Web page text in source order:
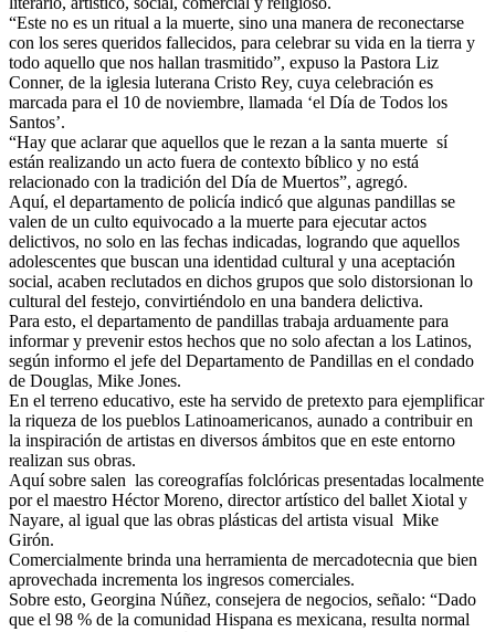
“Este no es un ritual a la muerte, sino una manera de reconectarse
con los seres queridos fallecidos, para celebrar su vida en la tierra y
todo aquello que nos hallan trasmitido”, expuso la Pastora Liz
Conner, de la iglesia luterana Cristo Rey, cuya celebración es
marcada para el 10 de noviembre, llamada ‘el Día de Todos los
Santos’.
“Hay que aclarar que aquellos que le rezan a la santa muerte sí
están realizando un acto fuera de contexto bíblico y no está
relacionado con la tradición del Día de Muertos”, agregó.
Aquí, el departamento de policía indicó que algunas pandillas se
valen de un culto equivocado a la muerte para ejecutar actos
delictivos, no solo en las fechas indicadas, logrando que aquellos
adolescentes que buscan una identidad cultural y una aceptación
social, acaben reclutados en dichos grupos que solo distorsionan lo
cultural del festejo, convirtiéndolo en una bandera delictiva.
Para esto, el departamento de pandillas trabaja arduamente para
informar y prevenir estos hechos que no solo afectan a los Latinos,
según informo el jefe del Departamento de Pandillas en el condado
de Douglas, Mike Jones.
En el terreno educativo, este ha servido de pretexto para ejemplificar
la riqueza de los pueblos Latinoamericanos, aunado a contribuir en
la inspiración de artistas en diversos ámbitos que en este entorno
realizan sus obras.
Aquí sobre salen las coreografías folclóricas presentadas localmente
por el maestro Héctor Moreno, director artístico del ballet Xiotal y
Nayare, al igual que las obras plásticas del artista visual Mike
Girón.
Comercialmente brinda una herramienta de mercadotecnia que bien
aprovechada incrementa los ingresos comerciales.
Sobre esto, Georgina Núñez, consejera de negocios, señalo: “Dado
que el 98 % de la comunidad Hispana es mexicana, resulta normal